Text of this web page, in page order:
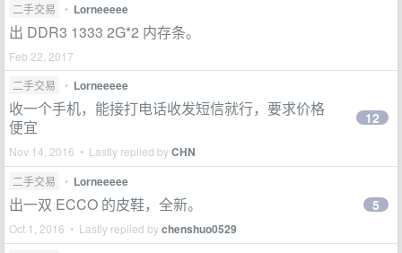
二手交易 • Lorneeeee
出 DDR3 1333 2G*2 内存条。
Feb 22, 2017
二手交易
• Lorneeeee
收一个手机，能接打电话收发短信就行，要求价格
便宜
Nov 14, 2016 • Lastly replied byCHN
12
二手交易 • Lorneeeee
出一双 ECCO 的皮鞋，全新。
Oct 1, 2016 • Lastly replied bychenshuo0529
5